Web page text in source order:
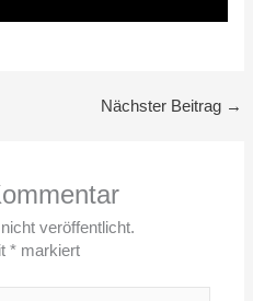
Nächster Beitrag →
veröffentlicht.
* markiert